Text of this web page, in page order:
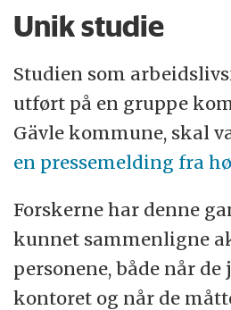
Unik studie
Studien som
utført på en gruppe
Gävle kommune, skal
en pressemelding fra
Forskerne har denne
kunnet sammenligne
personene, både når de
kontoret og når de